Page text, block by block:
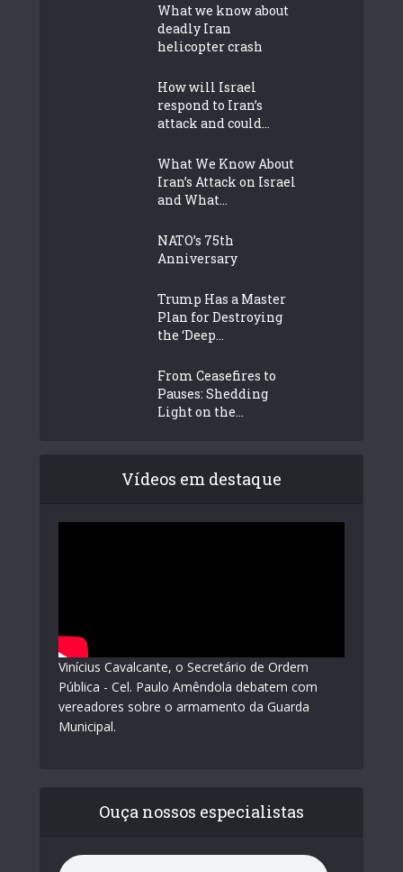
What we know about
deadly Iran
helicopter crash
How will Israel
respond to Iran’s
attack and could...
What We Know About
Iran’s Attack on Israel
and What...
NATO’s 75th
Anniversary
Trump Has a Master
Plan for Destroying
the ‘Deep...
From Ceasefires to
Pauses: Shedding
Light on the...
Vídeos em destaque
Vinícius Cavalcante, o Secretário de Ordem
Pública - Cel. Paulo Amêndola debatem com
vereadores sobre o armamento da Guarda
Municipal.
Ouça nossos especialistas